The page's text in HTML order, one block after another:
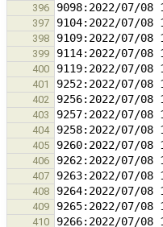
396
397
398
399
400
401
402
403
404
405
406
407
408
409
410